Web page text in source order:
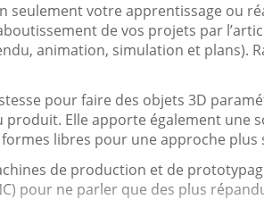
seulement votre apprentissage ou
de vos projets par
animation, simulation et plans).
pour faire des objets 3D
Elle apporte également une
libres pour une approche plus
de production et de
pour ne parler que des plus